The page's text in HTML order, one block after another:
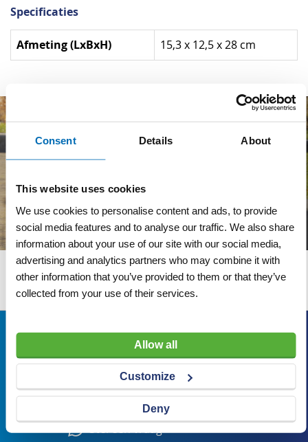
Consent Details About
This website uses cookies
We use cookies to personalise content and ads, to provide
social media features and to analyse our traffic. We also share
information about your use of our site with our social media,
advertising and analytics partners who may combine it with
other information that you’ve provided to them or that they’ve
collected from your use of their services.
Allow all
Customize
Deny
Specificaties
Specificaties
Afmeting (LxBxH) 15,3 x 12,5 x 28 cm
Wij adviseren u graag
Bezoekadres
Veldsteen 25, 4815 PK Breda
verkoop@visserbreda.nl
076 541 5073
Stel een vraag